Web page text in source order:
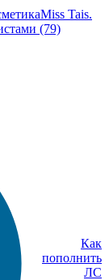
Miss Tais.
(79)
Как
пополнить
ЛС